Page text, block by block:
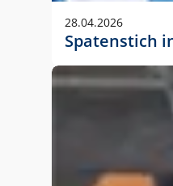
28.04.2026
Spatenstich